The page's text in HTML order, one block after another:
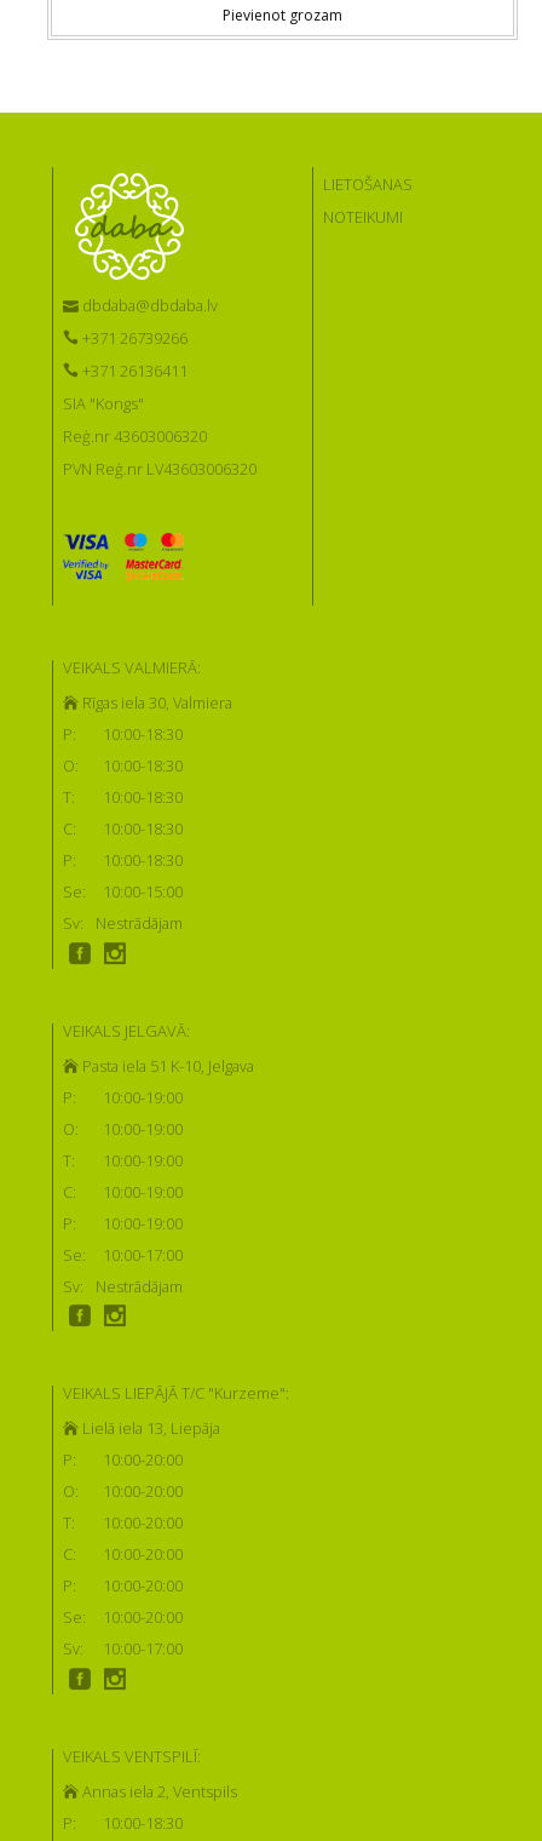
Pievienot grozam
dbdaba@dbdaba.lv
+371 26739266
+371 26136411
SIA "Kongs"
Reģ.nr 43603006320
PVN Reģ.nr LV43603006320
LIETOŠANAS
NOTEIKUMI
VEIKALS VALMIERĀ:
Rīgas iela 30, Valmiera
P:
10:00-18:30
O:
10:00-18:30
T:
10:00-18:30
C:
10:00-18:30
P:
10:00-18:30
Se:
10:00-15:00
Sv:
Nestrādājam
VEIKALS JELGAVĀ:
Pasta iela 51 K-10, Jelgava
P:
10:00-19:00
O:
10:00-19:00
T:
10:00-19:00
C:
10:00-19:00
P:
10:00-19:00
Se:
10:00-17:00
Sv:
Nestrādājam
VEIKALS LIEPĀJĀ T/C "Kurzeme":
Lielā iela 13, Liepāja
P:
10:00-20:00
O:
10:00-20:00
T:
10:00-20:00
C:
10:00-20:00
P:
10:00-20:00
Se:
10:00-20:00
Sv:
10:00-17:00
VEIKALS VENTSPILĪ:
Annas iela 2, Ventspils
P:
10:00-18:30